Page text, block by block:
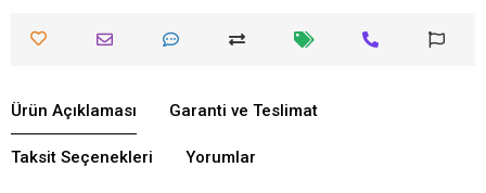
Ürün Açıklaması Garanti ve Teslimat
Taksit Seçenekleri Yorumlar